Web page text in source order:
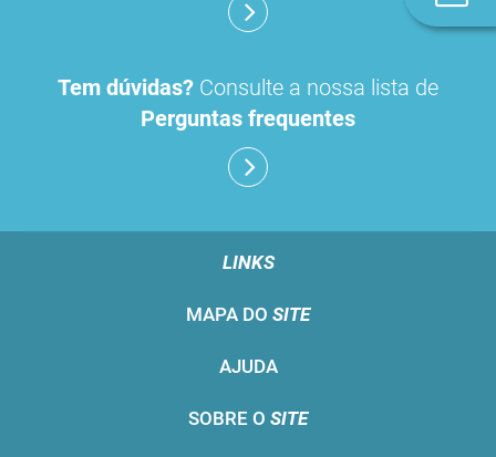
Tem dúvidas? Consulte a nossa lista de
Perguntas frequentes
LINKS
MAPA DO SITE
AJUDA
SOBRE O SITE